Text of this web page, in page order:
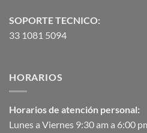
SOPORTE TECNICO:
33 1081 5094
HORARIOS
Horarios de atención personal:
Lunes a Viernes 9:30 am a 6:00